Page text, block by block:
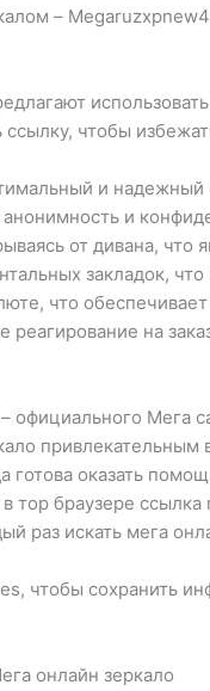
–
чтобы
и
и
от дивана,
закладок,
что
реагирование на
официального Мега
готова оказать
тор браузере
раз искать мега
чтобы сохранить
онлайн зеркало